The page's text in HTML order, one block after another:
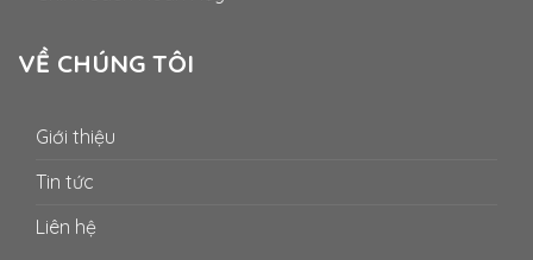
VỀ CHÚNG TÔI
Giới thiệu
Tin tức
Liên hệ